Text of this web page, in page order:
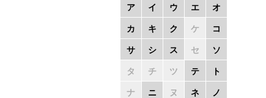
ア イ ウ エ オ
カ キ ク ケ コ
サ シ ス セ ソ
タ チ ツ テ ト
ナ ニ ヌ ネ ノ